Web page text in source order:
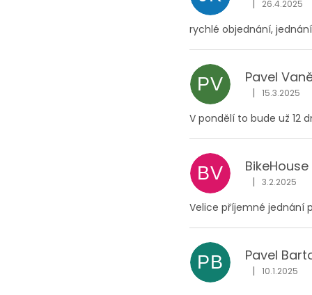
Hodnocení
| 26.4.2025
rychlé objednání,
PV Pavel
Hodnocení
| 15.3.2025
V pondělí to bude už 12
BV
Hodnocení
| 3.2.2025
Velice příjemné jednání
PB Pavel
Hodnocení
| 10.1.2025